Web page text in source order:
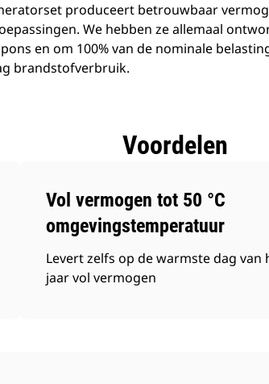
produceert betrouwbaar
We hebben ze allemaal
en om 100% van de nominale
brandstofverbruik.
Voordelen
Vol vermogen tot 50 °C
omgevingstemperatuur
Levert zelfs op de warmste dag van
jaar vol vermogen